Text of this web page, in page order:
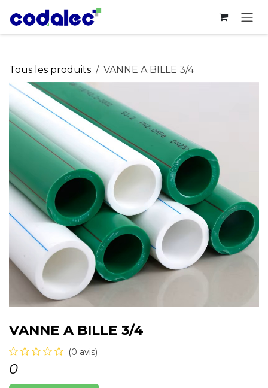
Se rendre au contenu
Tous les produits VANNE A BILLE 3/4
VANNE A BILLE 3/4
(0 avis)
0